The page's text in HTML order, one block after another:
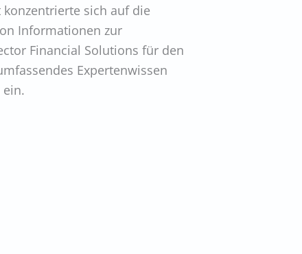
sich auf die
Informationen zur
Financial Solutions für den
Expertenwissen